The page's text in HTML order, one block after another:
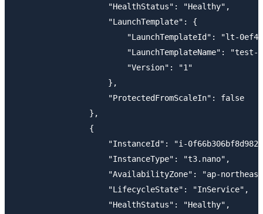
                    "HealthStatus": "Healthy",
                    "LaunchTemplate": {
"LaunchTemplateId": "lt-
"LaunchTemplateName": "test-
                        "Version": "1"
                    },
                    "ProtectedFromScaleIn": false
                },
                {
"InstanceId": "i-
                    "InstanceType": "t3.nano",
"AvailabilityZone": "ap-
                    "LifecycleState": "InService",
                    "HealthStatus": "Healthy",